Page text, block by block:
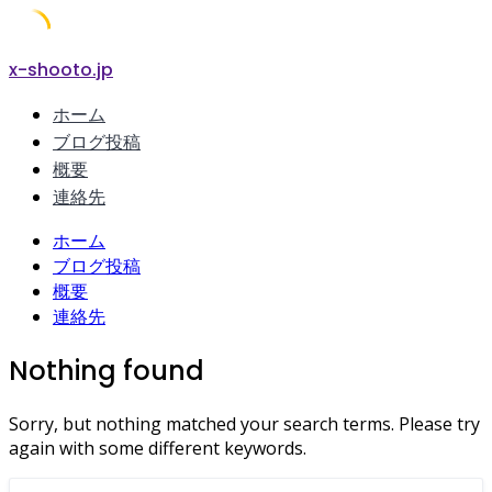
Skip
content
x-shooto.jp
ホーム
ブログ投稿
概要
連絡先
ホーム
ブログ投稿
概要
連絡先
Nothing found
Sorry, but nothing matched your search terms. Please try
again with some different keywords.